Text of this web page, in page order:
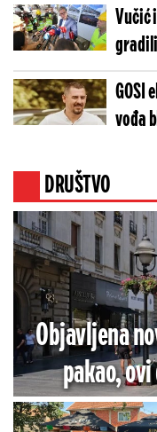
Vučić
GOSI
vođa
DRUŠTVO
Objavljena
pakao,